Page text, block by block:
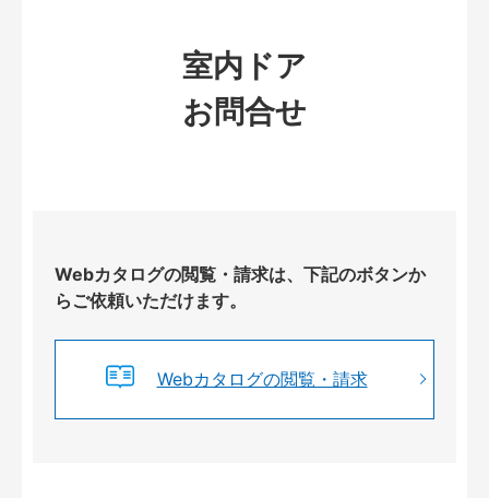
室内ドア
お問合せ
Webカタログの閲覧・請求は、下記のボタンか
らご依頼いただけます。
Webカタログの閲覧・請求